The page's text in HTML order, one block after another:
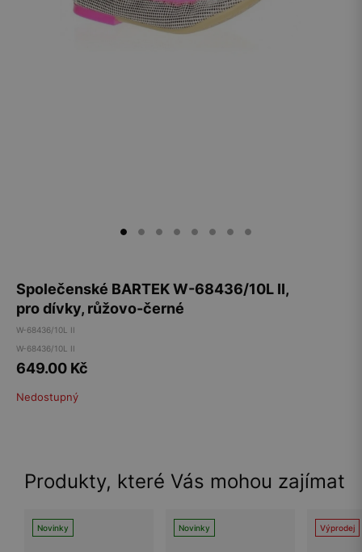
Společenské BARTEK W-68436/10L II,
pro dívky, růžovo-černé
W-68436/10L II
W-68436/10L II
649.00 Kč
Nedostupný
Produkty, které Vás mohou zajímat
Novinky Novinky Výprodej